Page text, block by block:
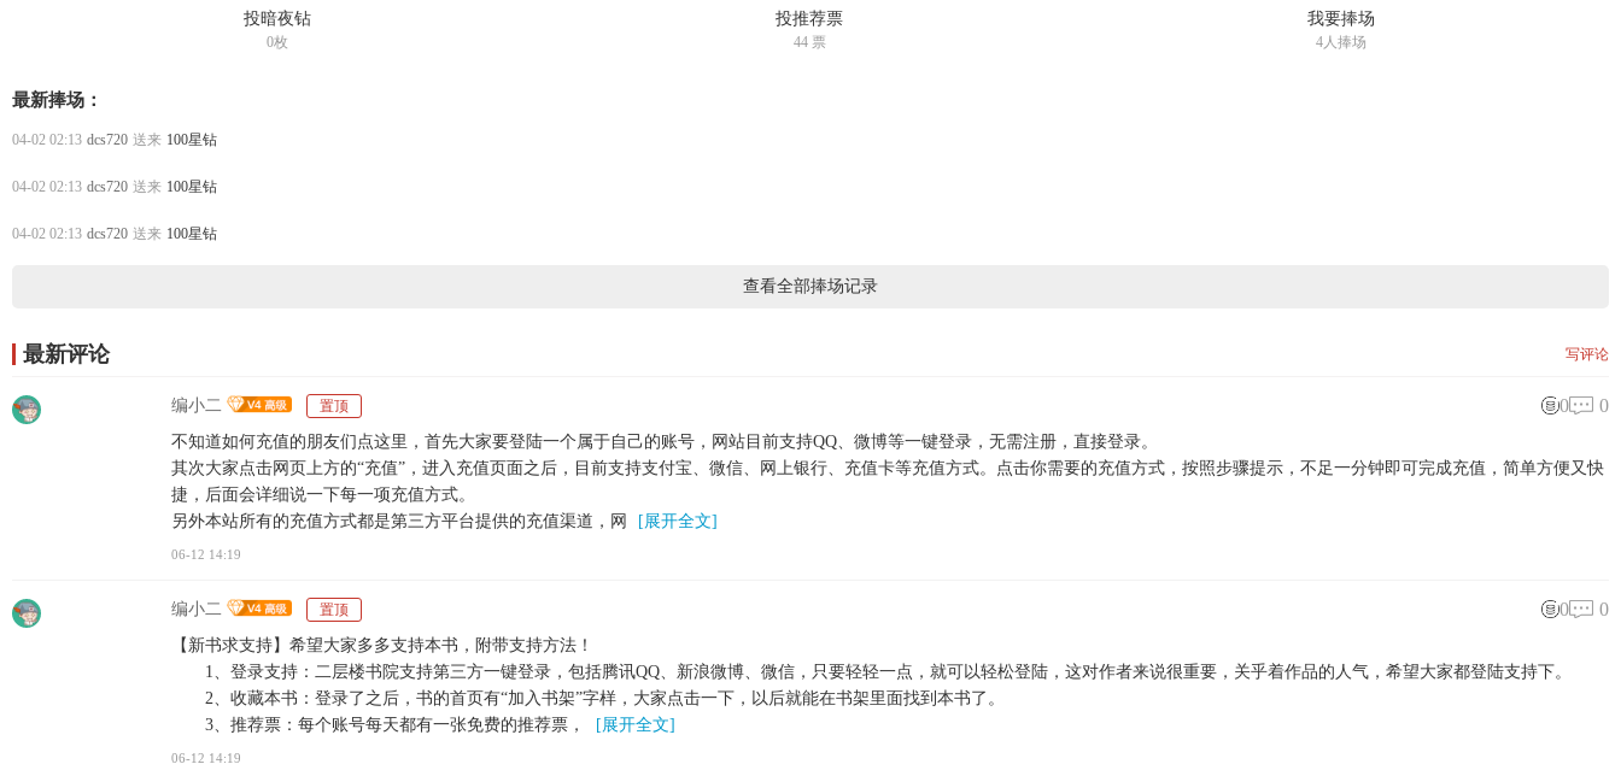
投暗夜钻
0枚
投推荐票
44 票
我要捧场
4人捧场
最新捧场：
04-02 02:13 dcs720 送来 100星钻
04-02 02:13 dcs720 送来 100星钻
04-02 02:13 dcs720 送来 100星钻
查看全部捧场记录
最新评论 写评论
编小二 置顶 0 0
不知道如何充值的朋友们点这里，首先大家要登陆一个属于自己的账号，网站目前支持QQ、微博等一键登录，无需注册，直接登录。
其次大家点击网页上方的“充值”，进入充值页面之后，目前支持支付宝、微信、网上银行、充值卡等充值方式。点击你需要的充值方式，按照步骤提示，不足一分钟即可完成充值，简单方便又快
捷，后面会详细说一下每一项充值方式。
另外本站所有的充值方式都是第三方平台提供的充值渠道，网
[展开全文]
06-12 14:19
编小二 置顶 0 0
【新书求支持】希望大家多多支持本书，附带支持方法！
1、登录支持：二层楼书院支持第三方一键登录，包括腾讯QQ、新浪微博、微信，只要轻轻一点，就可以轻松登陆，这对作者来说很重要，关乎着作品的人气，希望大家都登陆支持下。
2、收藏本书：登录了之后，书的首页有“加入书架”字样，大家点击一下，以后就能在书架里面找到本书了。
3、推荐票：每个账号每天都有一张免费的推荐票，
[展开全文]
06-12 14:19